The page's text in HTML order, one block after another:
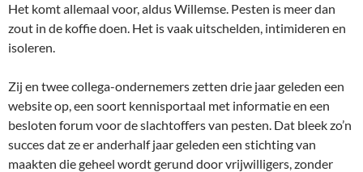
Het komt allemaal voor, aldus Willemse. Pesten is meer dan
zout in de koffie doen. Het is vaak uitschelden, intimideren en
isoleren.
Zij en twee collega-ondernemers zetten drie jaar geleden een
website op, een soort kennisportaal met informatie en een
besloten forum voor de slachtoffers van pesten. Dat bleek zo’n
succes dat ze er anderhalf jaar geleden een stichting van
maakten die geheel wordt gerund door vrijwilligers, zonder